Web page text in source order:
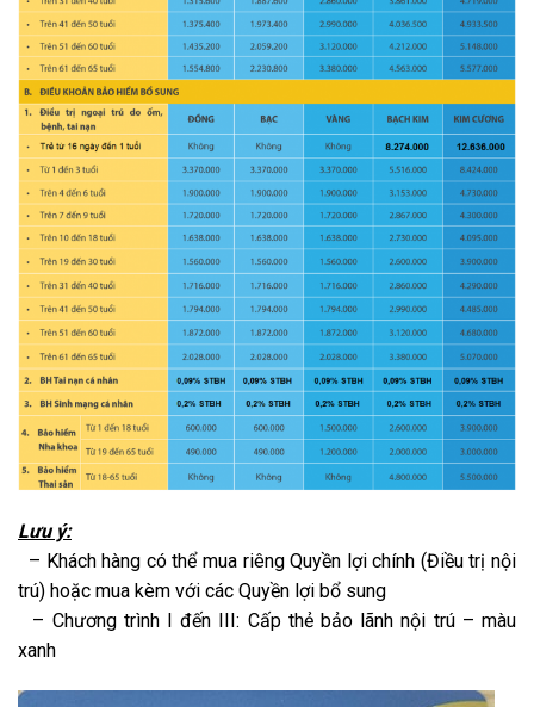
Lưu ý:
– Khách hàng có thể mua riêng Quyền lợi chính (Điều trị nội
trú) hoặc mua kèm với các Quyền lợi bổ sung
– Chương trình I đến III: Cấp thẻ bảo lãnh nội trú – màu
xanh